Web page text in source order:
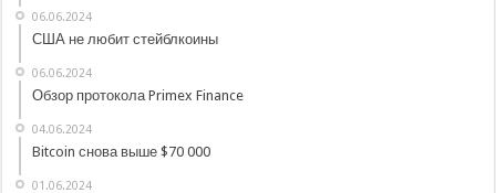
06.06.2024
США не любит стейблкоины
06.06.2024
Обзор протокола Primex Finance
04.06.2024
Bitcoin снова выше $70 000
01.06.2024